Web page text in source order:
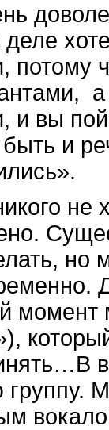
потому
а
и вы
и
не
но
момент